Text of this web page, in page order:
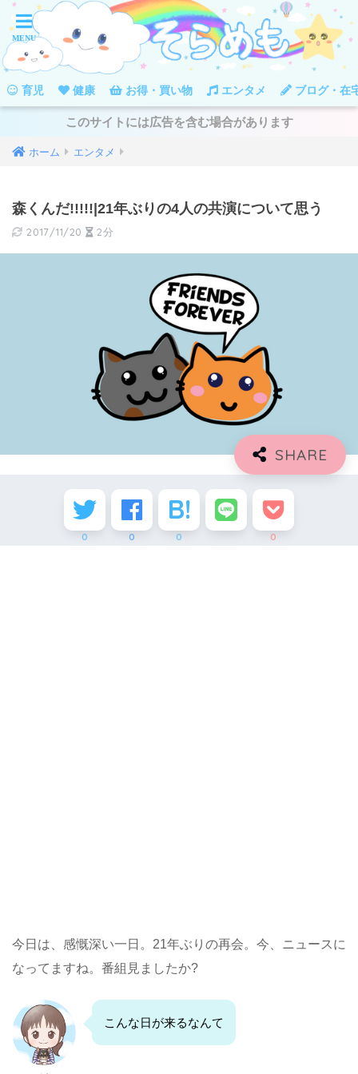
育児 健康 お得・買い物 エンタメ ブログ・在
このサイトには広告を含む場合があります
ホーム エンタメ
森くんだ!!!!!|21年ぶりの4人の共演について思う
2017/11/20 2分
0 0 0 0
今日は、感慨深い一日。21年ぶりの再会。今、ニュースに
なってますね。番組見ましたか?
こんな日が来るなんて